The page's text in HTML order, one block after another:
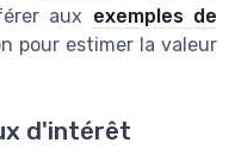
aux exemples de
pour estimer la valeur
d'intérêt